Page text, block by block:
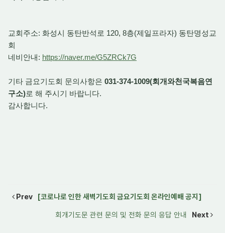
교회주소: 화성시 동탄반석로 120, 8층(제일프라자) 동탄명성교
회
네비안내: https://naver.me/G5ZRCk7G
기타 금요기도회 문의사항은 031-374-1009(회개와천국복음연
구소)로 해 주시기 바랍니다.
감사합니다.
Prev [코로나로 인한 새벽기도회 금요기도회 온라인예배 공지]
회개기도문 관련 문의 및 전화 문의 응답 안내 Next